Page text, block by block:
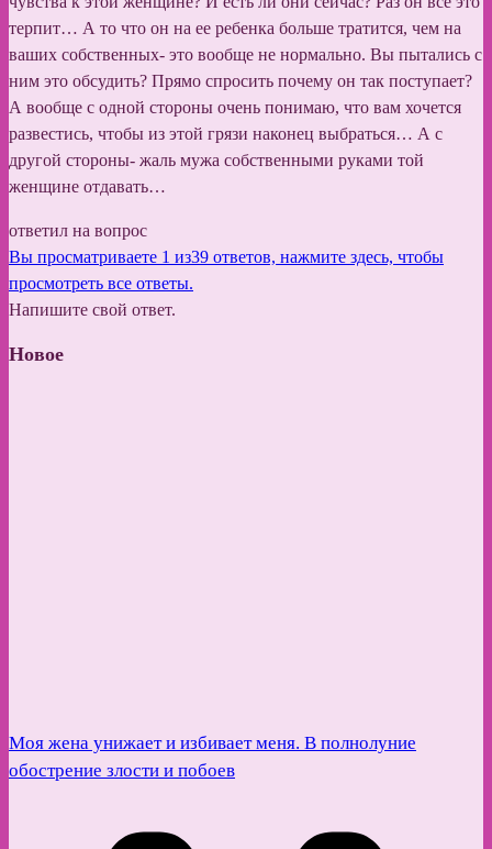
терпит… А то что он на ее ребенка больше тратится, чем на
ваших собственных- это вообще не нормально. Вы пытались с
ним это обсудить? Прямо спросить почему он так поступает?
А вообще с одной стороны очень понимаю, что вам хочется
развестись, чтобы из этой грязи наконец выбраться… А с
другой стороны- жаль мужа собственными руками той
женщине отдавать…
ответил на вопрос
Вы просматриваете 1 из39 ответов, нажмите здесь, чтобы
просмотреть все ответы.
Напишите свой ответ.
Новое
Моя жена унижает и избивает меня. В полнолуние
обострение злости и побоев